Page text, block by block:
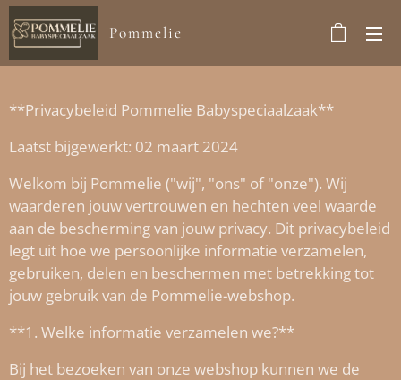
Pommelie
**Privacybeleid Pommelie Babyspeciaalzaak**
Laatst bijgewerkt: 02 maart 2024
Welkom bij Pommelie ("wij", "ons" of "onze"). Wij
waarderen jouw vertrouwen en hechten veel waarde
aan de bescherming van jouw privacy. Dit privacybeleid
legt uit hoe we persoonlijke informatie verzamelen,
gebruiken, delen en beschermen met betrekking tot
jouw gebruik van de Pommelie-webshop.
**1. Welke informatie verzamelen we?**
Bij het bezoeken van onze webshop kunnen we de